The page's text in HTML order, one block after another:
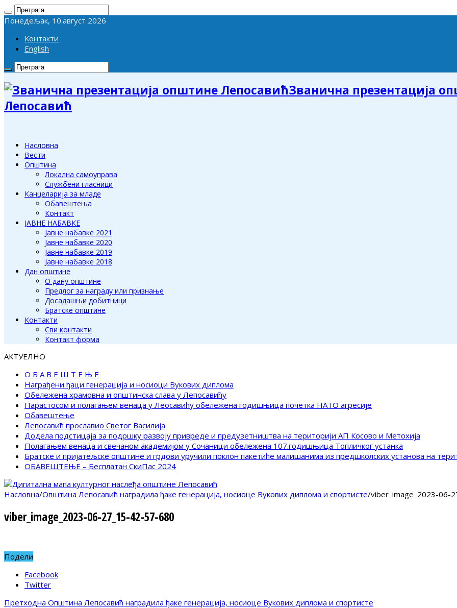
Понедељак, 10.август 2026
Контакти
English
Званична презентација
Лепосавић
Насловна
Вести
Општина
Локална самоуправа
Службени гласници
Канцеларија за младе
Обавештења
Контакт
ЈАВНЕ НАБАВКЕ
Јавне набавке 2021
Јавне набавке 2020
Јавне набавке 2019
Јавне набавке 2018
Дан општине
О дану општине
Предлог за награду или признање
Досадашњи добитници
Братске општине
Контакти
Сви контакти
Контакт форма
АКТУЕЛНО
О Б А В Е Ш Т Е Њ Е
Награђени ђаци генерација и носиоци Вукових диплома
Обележена храмовна и општинска слава у Лепосавићу
Парастосом и полагањем венаца у Леосавићу обележена годишњица почетка НАТО агресије
Обавештење
Лепосавић прославио Светог Василија
Додела подстицаја за подршку развоју привреде и предузетништва на територији АП Косово и Метохија
Полагањем венаца и свечаном академијом у Сочаници обележена 107.годишњица Топличког устанка
Братске и пријатељске општине и грдови уручили поклон пакетиће малишанима из предшколских установа на
ОБАВЕШТЕЊЕ – Бесплатан СкиПас 2024
Насловна/Општина Лепосавић наградила ђаке генерација, носиоце Вукових диплома и спортисте/viber_image_2023-06-
viber_image_2023-06-27_15-42-57-680
Подели
Facebook
Twitter
Претходна Општина Лепосавић наградила ђаке генерација, носиоце Вукових диплома и спортисте